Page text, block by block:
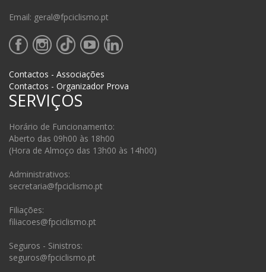
Email: geral@fpciclismo.pt
Contactos - Associações
Contactos - Organizador Prova
SERVIÇOS
Horário de Funcionamento:
Aberto das 09h00 às 18h00
(Hora de Almoço das 13h00 às 14h00)
Administrativos:
secretaria@fpciclismo.pt
Filiações:
filiacoes@fpciclismo.pt
Seguros - Sinistros:
seguros@fpciclismo.pt